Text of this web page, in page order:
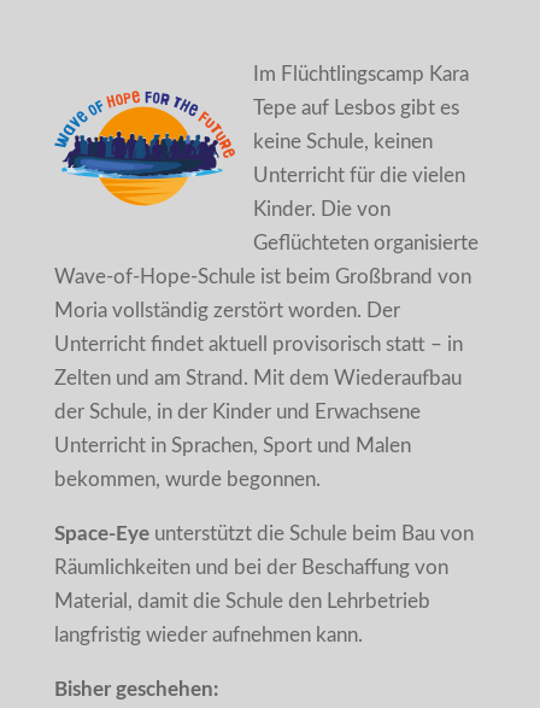
Im Flüchtlingscamp Kara
Tepe auf Lesbos gibt es
keine Schule, keinen
Unterricht für die vielen
Kinder. Die von
Geflüchteten organisierte
Wave-of-Hope-Schule ist beim Großbrand von
Moria vollständig zerstört worden. Der
Unterricht findet aktuell provisorisch statt – in
Zelten und am Strand. Mit dem Wiederaufbau
der Schule, in der Kinder und Erwachsene
Unterricht in Sprachen, Sport und Malen
bekommen, wurde begonnen.
Space-Eyeunterstützt die Schule beim Bau von
Räumlichkeiten und bei der Beschaffung von
Material, damit die Schule den Lehrbetrieb
langfristig wieder aufnehmen kann.
Bisher geschehen: